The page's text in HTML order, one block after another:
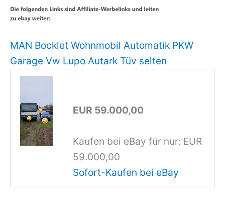
MAN Bocklet Wohnmobil Automatik PKW
Garage Vw Lupo Autark Tüv selten
EUR 59.000,00
Kaufen bei eBay für nur: EUR
59.000,00
Sofort-Kaufen bei eBay